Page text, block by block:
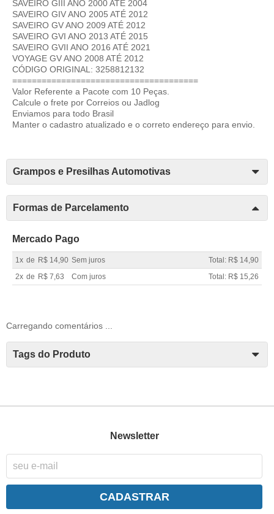
SAVEIRO GIII ANO 2000 ATÉ 2004
SAVEIRO GIV ANO 2005 ATÉ 2012
SAVEIRO GV ANO 2009 ATÉ 2012
SAVEIRO GVI ANO 2013 ATÉ 2015
SAVEIRO GVII ANO 2016 ATÉ 2021
VOYAGE GV ANO 2008 ATÉ 2012
CÓDIGO ORIGINAL: 3258812132
======================================
Valor Referente a Pacote com 10 Peças.
Calcule o frete por Correios ou Jadlog
Enviamos para todo Brasil
Manter o cadastro atualizado e o correto endereço para envio.
Grampos e Presilhas Automotivas
Formas de Parcelamento
Mercado Pago
1x de R$ 14,90 Sem juros
Total: R$ 14,90
2x de R$ 7,63 Com juros Total: R$ 15,26
Carregando comentários ...
Tags do Produto
Newsletter
CADASTRAR